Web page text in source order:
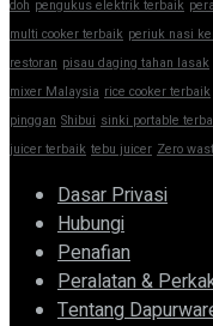
doh pengukus elektrik terbaik
multi cooker terbaik periuk nasi
restoran pisau daging tahan lasak
mixer Malaysia rice cooker terbaik
pinggan Shibui sinki portable
juicer terbaik tebu juicer Zero
Dasar Privasi
Hubungi
Penafian
Peralatan &
Tentang